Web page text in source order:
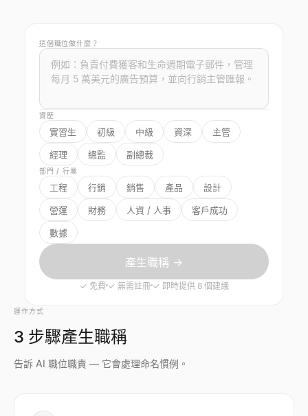
這個職位做什麼？
資歷
實習生 初級 中級 資深 主管
經理 總監 副總裁
部門 / 行業
工程 行銷 銷售 產品 設計
營運 財務 人資 / 人事 客戶成功
數據
產生職稱 →
✓ 免費 ✓ 無需註冊 ✓ 即時提供 8 個建議
運作方式
3 步驟產生職稱
告訴 AI 職位職責 — 它會處理命名慣例。